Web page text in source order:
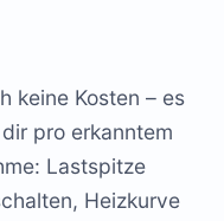
keine Kosten – es
pro erkanntem
Lastspitze
Heizkurve